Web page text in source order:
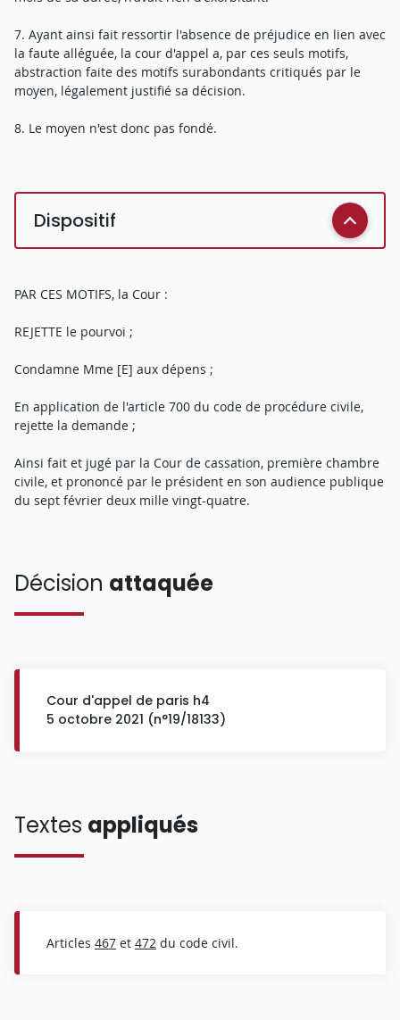
7. Ayant ainsi fait ressortir l'absence de préjudice en lien avec
la faute alléguée, la cour d'appel a, par ces seuls motifs,
abstraction faite des motifs surabondants critiqués par le
moyen, légalement justifié sa décision.
8. Le moyen n'est donc pas fondé.
Dispositif
PAR CES MOTIFS, la Cour :
REJETTE le pourvoi ;
Condamne Mme [E] aux dépens ;
En application de l'article 700 du code de procédure civile,
rejette la demande ;
Ainsi fait et jugé par la Cour de cassation, première chambre
civile, et prononcé par le président en son audience publique
du sept février deux mille vingt-quatre.
Décision attaquée
Cour d'appel de paris h4
5 octobre 2021 (n°19/18133)
Textes appliqués
Articles 467 et 472 du code civil.